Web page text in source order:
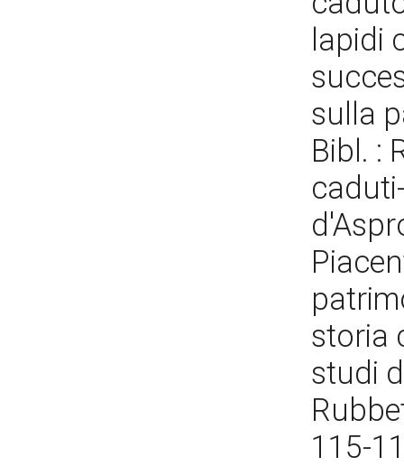
lapidi
sulla
Bibl. :
storia
studi
115-